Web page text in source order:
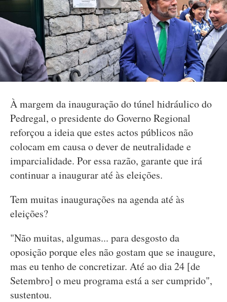
À margem da inauguração do túnel hidráulico do
Pedregal, o presidente do Governo Regional
reforçou a ideia que estes actos públicos não
colocam em causa o dever de neutralidade e
imparcialidade. Por essa razão, garante que irá
continuar a inaugurar até às eleições.
Tem muitas inaugurações na agenda até às
eleições?
"Não muitas, algumas... para desgosto da
oposição porque eles não gostam que se inaugure,
mas eu tenho de concretizar. Até ao dia 24 [de
Setembro] o meu programa está a ser cumprido",
sustentou.